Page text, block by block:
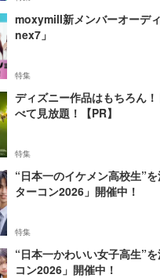
moxymill新メンバーオーデ
nex7」
特集
ディズニー作品はもちろん
べて見放題！【PR】
特集
“日本一のイケメン高校生”
ターコン2026」開催中！
特集
“日本一かわいい女子高生”
コン2026」開催中！